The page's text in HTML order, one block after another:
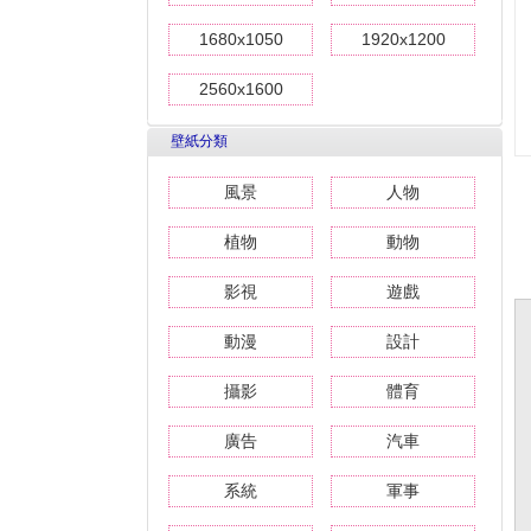
1680x1050 1920x1200
2560x1600
壁紙分類
風景 人物
植物 動物
影視 遊戲
動漫 設計
攝影 體育
廣告 汽車
系統 軍事